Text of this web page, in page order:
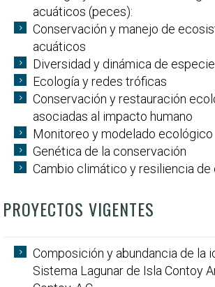
acuáticos (peces):
Conservación y manejo de
acuáticos
Diversidad y dinámica de
Ecología y redes tróficas
Conservación y restauración
asociadas al impacto humano
Monitoreo y modelado ecológico
Genética de la conservación
Cambio climático y resiliencia
PROYECTOS VIGENTES
Composición y abundancia de la
Sistema Lagunar de Isla Contoy